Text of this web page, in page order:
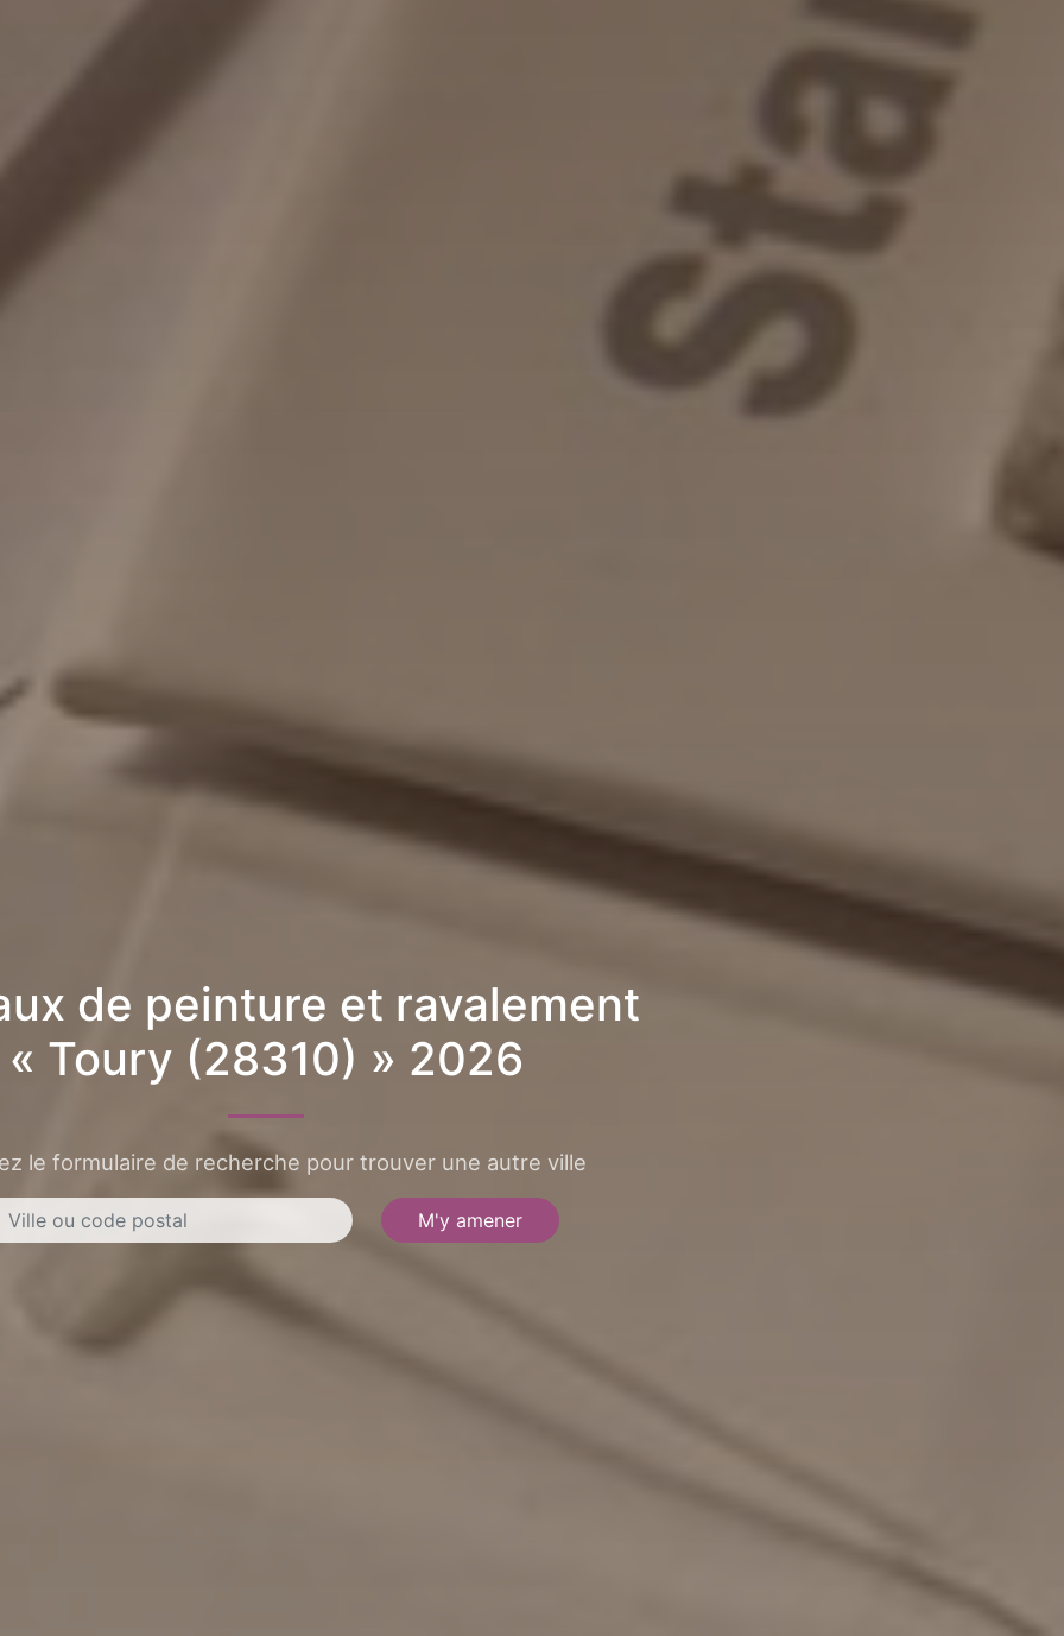
de peinture et ravalement
« Toury (28310) » 2026
le formulaire de recherche pour trouver une autre ville
M'y amener